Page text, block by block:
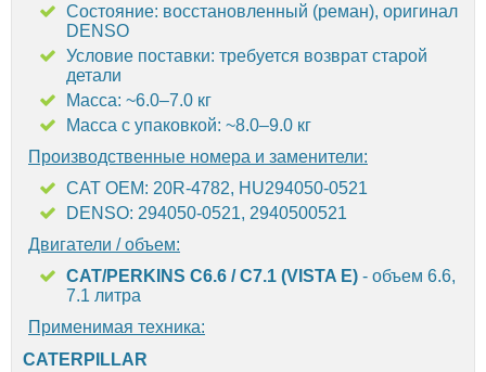
Состояние: восстановленный (реман), оригинал
DENSO
Условие поставки: требуется возврат старой
детали
Масса: ~6.0–7.0 кг
Масса с упаковкой: ~8.0–9.0 кг
Производственные номера и заменители:
CAT OEM: 20R-4782, HU294050-0521
DENSO: 294050-0521, 2940500521
Двигатели / объем:
CAT/PERKINS C6.6 / C7.1 (VISTA E) - объем 6.6,
7.1 литра
Применимая техника:
CATERPILLAR